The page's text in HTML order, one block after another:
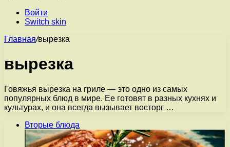
Войти
Switch skin
Главная/вырезка
вырезка
Говяжья вырезка на гриле — это одно из самых
популярных блюд в мире. Ее готовят в разных кухнях и
культурах, и она всегда вызывает восторг …
Вторые блюда